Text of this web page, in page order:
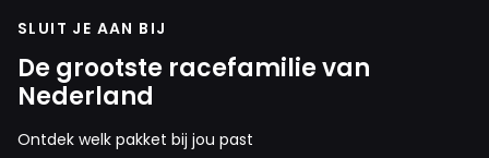
SLUIT JE AAN BIJ
De grootste racefamilie van
Nederland
Ontdek welk pakket bij jou past